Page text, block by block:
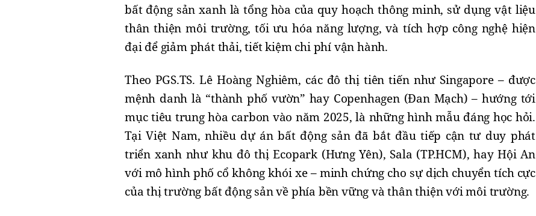
bất động sản xanh là tổng hòa của quy hoạch thông minh, sử dụng vật liệu
thân thiện môi trường, tối ưu hóa năng lượng, và tích hợp công nghệ hiện
đại để giảm phát thải, tiết kiệm chi phí vận hành.
Theo PGS.TS. Lê Hoàng Nghiêm, các đô thị tiên tiến như Singapore – được
mệnh danh là “thành phố vườn” hay Copenhagen (Đan Mạch) – hướng tới
mục tiêu trung hòa carbon vào năm 2025, là những hình mẫu đáng học hỏi.
Tại Việt Nam, nhiều dự án bất động sản đã bắt đầu tiếp cận tư duy phát
triển xanh như khu đô thị Ecopark (Hưng Yên), Sala (TP.HCM), hay Hội An
với mô hình phố cổ không khói xe – minh chứng cho sự dịch chuyển tích cực
của thị trường bất động sản về phía bền vững và thân thiện với môi trường.